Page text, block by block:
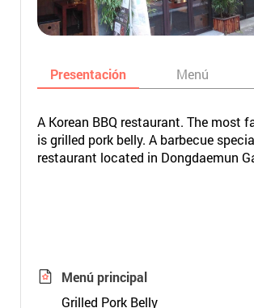
Presentación Menú
A Korean BBQ restaurant. The most
is grilled pork belly. A barbecue
restaurant located in Dongdaemun
Menú principal
Grilled Pork Belly